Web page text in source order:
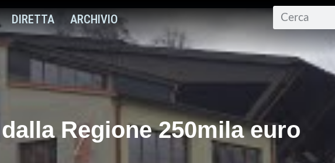
DIRETTA ARCHIVIO
Regione 250mila euro